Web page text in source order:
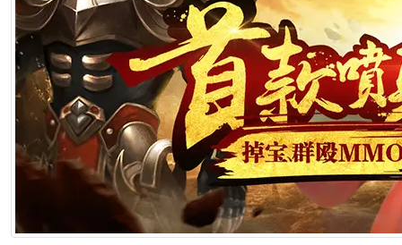
2026年6月25日 10:49
[生肖解说] 横店要开AI短剧大会了，但群演们已经不关心了
2026年6月25日 10:49
[生肖解说] 《功夫女足》七月见！欠星爷的电影票，这次终于能还了
2026年6月25日 10:49
[生肖解说] AI短剧最赚钱的不是做剧的，是卖算力、卖模型、卖工具的